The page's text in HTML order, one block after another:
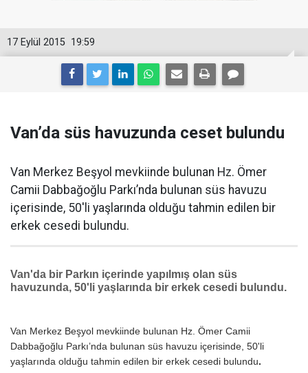
19:59
17 Eylül 2015
Van’da süs havuzunda ceset bulundu
Van Merkez Beşyol mevkiinde bulunan Hz. Ömer
Camii Dabbağoğlu Parkı’nda bulunan süs havuzu
içerisinde, 50'li yaşlarında olduğu tahmin edilen bir
erkek cesedi bulundu.
Van'da bir Parkın içerinde yapılmış olan süs
havuzunda, 50'li yaşlarında bir erkek cesedi bulundu.
Van Merkez Beşyol mevkiinde bulunan Hz. Ömer Camii
Dabbağoğlu Parkı’nda bulunan süs havuzu içerisinde, 50'li
yaşlarında olduğu tahmin edilen bir erkek cesedi bulundu.